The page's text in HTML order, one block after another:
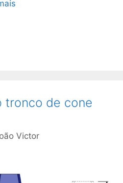
tronco de cone
Victor